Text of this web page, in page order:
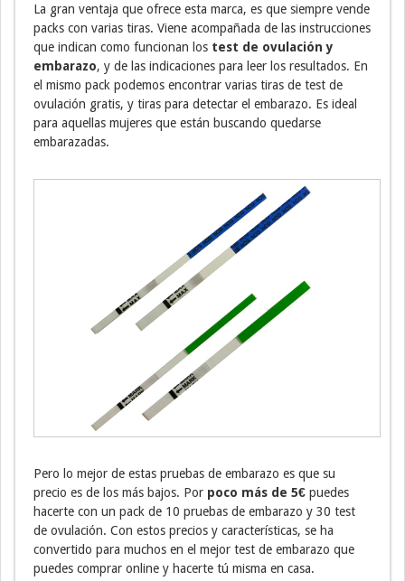
La gran ventaja que ofrece esta marca, es que siempre vende
packs con varias tiras. Viene acompañada de las instrucciones
que indican como funcionan los test de ovulación y
embarazo, y de las indicaciones para leer los resultados. En
el mismo pack podemos encontrar varias tiras de test de
ovulación gratis, y tiras para detectar el embarazo. Es ideal
para aquellas mujeres que están buscando quedarse
embarazadas.
Pero lo mejor de estas pruebas de embarazo es que su
precio es de los más bajos. Por poco más de 5€ puedes
hacerte con un pack de 10 pruebas de embarazo y 30 test
de ovulación. Con estos precios y características, se ha
convertido para muchos en el mejor test de embarazo que
puedes comprar online y hacerte tú misma en casa.